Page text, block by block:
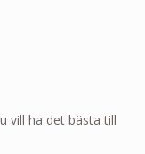
vill ha det bästa till